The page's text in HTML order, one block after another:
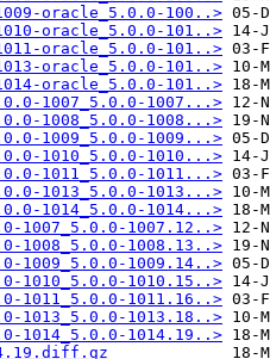
oracle_5.0.0-100..>
oracle_5.0.0-101..>
oracle_5.0.0-101..>
oracle_5.0.0-101..>
oracle_5.0.0-101..>
1007_5.0.0-1007...>
1008_5.0.0-1008...>
1009_5.0.0-1009...>
1010_5.0.0-1010...>
1011_5.0.0-1011...>
1013_5.0.0-1013...>
1014_5.0.0-1014...>
1007_5.0.0-1007.12..>
1008_5.0.0-1008.13..>
1009_5.0.0-1009.14..>
1010_5.0.0-1010.15..>
1011_5.0.0-1011.16..>
1013_5.0.0-1013.18..>
1014_5.0.0-1014.19..>